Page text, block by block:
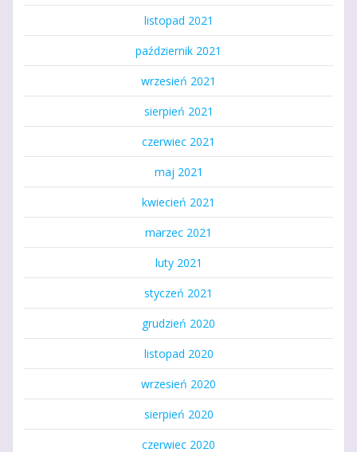
listopad 2021
październik 2021
wrzesień 2021
sierpień 2021
czerwiec 2021
maj 2021
kwiecień 2021
marzec 2021
luty 2021
styczeń 2021
grudzień 2020
listopad 2020
wrzesień 2020
sierpień 2020
czerwiec 2020